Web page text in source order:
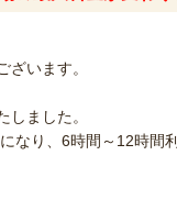
います。
ました。
なり、6時間～12時間